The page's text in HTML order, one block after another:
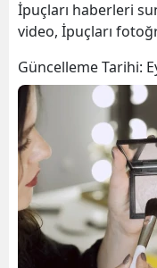
İpuçları haberleri
video, İpuçları
Güncelleme Tarihi: